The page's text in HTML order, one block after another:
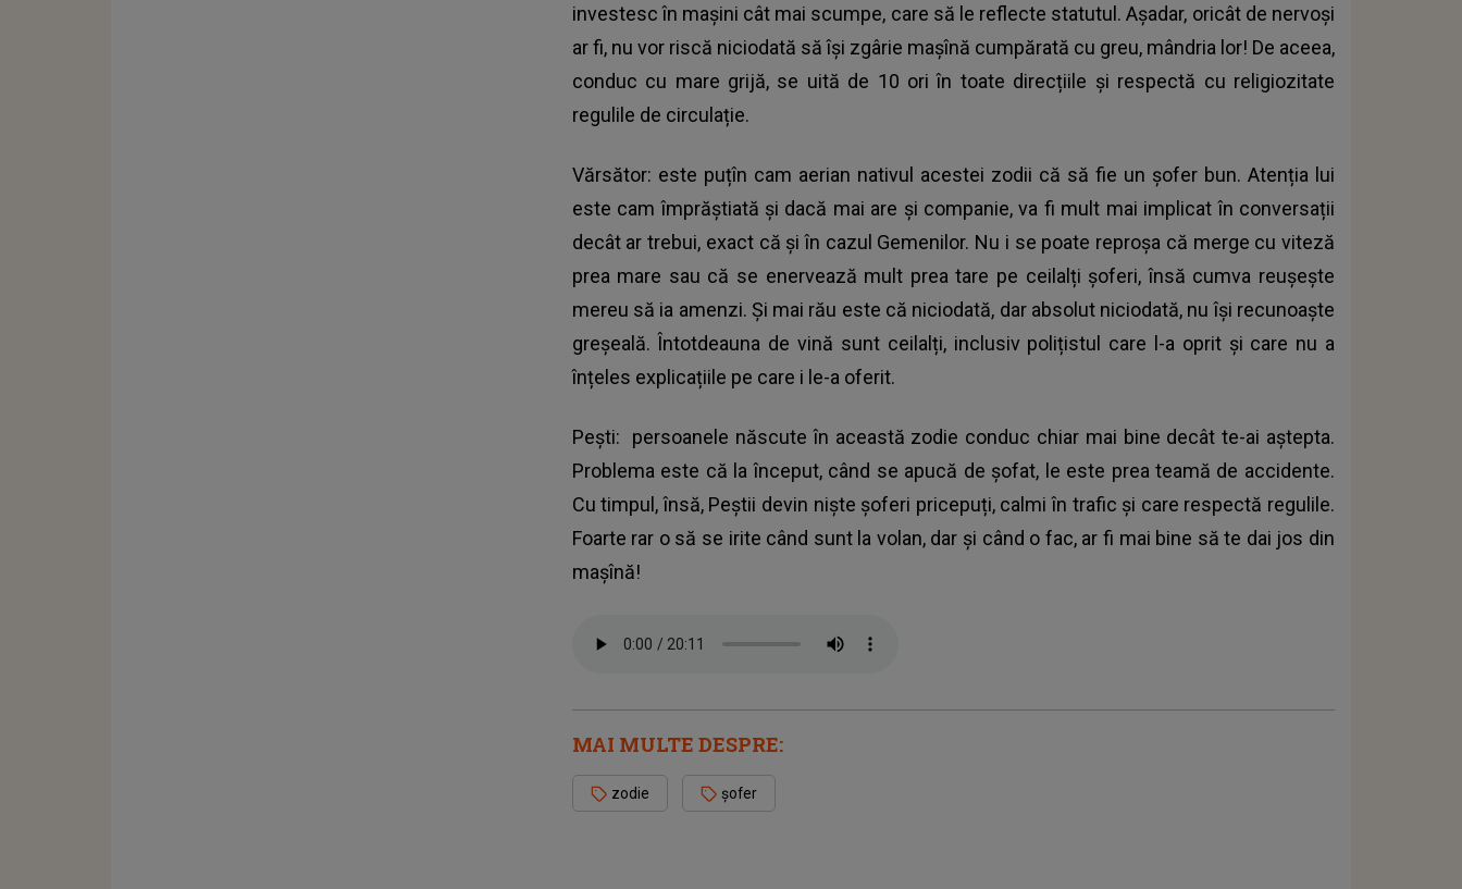
investesc în mașini cât mai scumpe, care să le reflecte statutul. Așadar, oricât de nervoși
ar fi, nu vor riscă niciodată să își zgârie mașînă cumpărată cu greu, mândria lor! De aceea,
conduc cu mare grijă, se uită de 10 ori în toate direcțiile și respectă cu religiozitate
regulile de circulație.
Vărsător: este puțîn cam aerian nativul acestei zodii că să fie un șofer bun. Atenția lui
este cam împrăștiată și dacă mai are și companie, va fi mult mai implicat în conversații
decât ar trebui, exact că și în cazul Gemenilor. Nu i se poate reproșa că merge cu viteză
prea mare sau că se enervează mult prea tare pe ceilalți șoferi, însă cumva reușește
mereu să ia amenzi. Și mai rău este că niciodată, dar absolut niciodată, nu își recunoaște
greșeală. Întotdeauna de vină sunt ceilalți, inclusiv polițistul care l-a oprit și care nu a
înțeles explicațiile pe care i le-a oferit.
Pești: persoanele născute în această zodie conduc chiar mai bine decât te-ai aștepta.
Problema este că la început, când se apucă de șofat, le este prea teamă de accidente.
Cu timpul, însă, Peștii devin niște șoferi pricepuți, calmi în trafic și care respectă regulile.
Foarte rar o să se irite când sunt la volan, dar și când o fac, ar fi mai bine să te dai jos din
mașînă!
MAI MULTE DESPRE:
zodie șofer